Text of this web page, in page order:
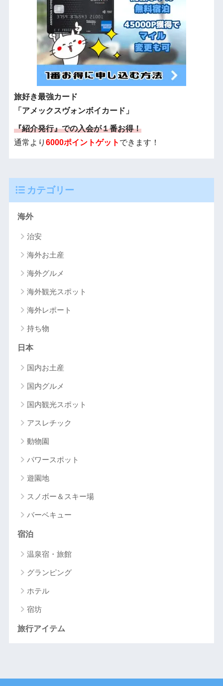
旅好き最強カード
「アメックスヴォンボイカード」
『紹介発行』での入会が１番お得！
通常より 6000ポイントゲット できます！
カテゴリー
海外
治安
海外お土産
海外グルメ
海外観光スポット
海外レポート
持ち物
日本
国内お土産
国内グルメ
国内観光スポット
アスレチック
動物園
パワースポット
遊園地
スノボー＆スキー場
バーベキュー
宿泊
温泉宿・旅館
グランピング
ホテル
宿坊
旅行アイテム